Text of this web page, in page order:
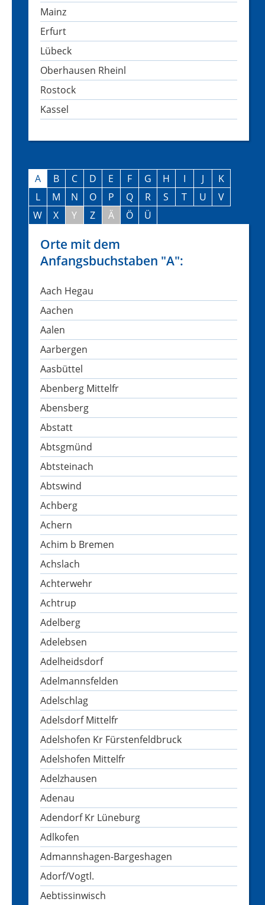
Mainz
Erfurt
Lübeck
Oberhausen Rheinl
Rostock
Kassel
A B C D E F G H I J
K
L
M N O P Q R S T U
V
W
X Y Z Ä Ö Ü
Orte mit dem
Anfangsbuchstaben "A":
Aach Hegau
Aachen
Aalen
Aarbergen
Aasbüttel
Abenberg Mittelfr
Abensberg
Abstatt
Abtsgmünd
Abtsteinach
Abtswind
Achberg
Achern
Achim b Bremen
Achslach
Achterwehr
Achtrup
Adelberg
Adelebsen
Adelheidsdorf
Adelmannsfelden
Adelschlag
Adelsdorf Mittelfr
Adelshofen Kr Fürstenfeldbruck
Adelshofen Mittelfr
Adelzhausen
Adenau
Adendorf Kr Lüneburg
Adlkofen
Admannshagen-Bargeshagen
Adorf/Vogtl.
Aebtissinwisch